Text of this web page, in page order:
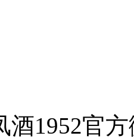
酒1952官